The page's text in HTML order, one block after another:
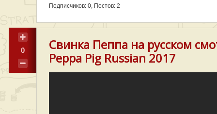
Подписчиков: 0, Постов: 2
0
Свинка Пеппа на русском
Peppa Pig Russian 2017